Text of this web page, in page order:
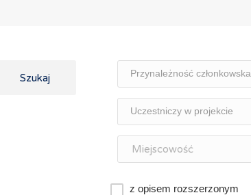
Szukaj Przynależność członkowska
Uczestniczy w projekcie
z opisem rozszerzonym